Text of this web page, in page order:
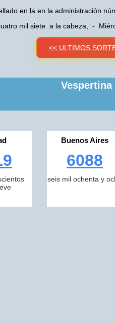
en la en la administración
mil siete a la cabeza, -
<< ULTIMOS
Buenos Aires
6088
seis mil ochenta y